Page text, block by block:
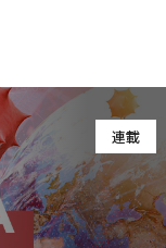
連載